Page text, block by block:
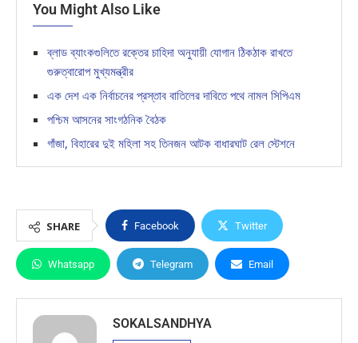
You Might Also Like
ব্লাড ব্যাংকগুলিতে রক্তের চাহিদা অনুযায়ী যোগান ঠিকঠাক রাখতে
গুরুত্বারোপ মুখ্যমন্ত্রীর
এক দেশ এক নির্বাচনের প্রস্তাব বাতিলের দাবিতে পথে নামল সিপিএম
পশ্চিম আসনের সাংগঠনিক বৈঠক
গাঁজা, বিহারের দুই মহিলা সহ তিনজন আটক বাধারঘাট রেল স্টেশনে
SHARE Facebook Twitter
Whatsapp Telegram Email
SOKALSANDHYA